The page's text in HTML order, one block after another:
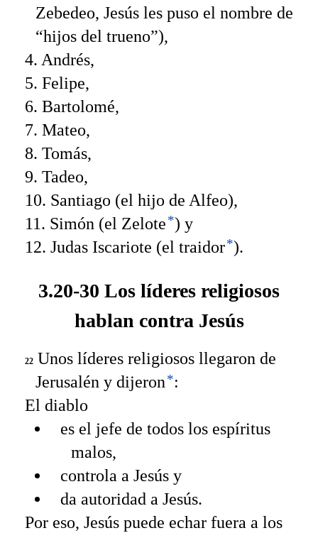
Zebedeo, Jesús les puso el nombre de
“hijos del trueno”),
4. Andrés,
5. Felipe,
6. Bartolomé,
7. Mateo,
8. Tomás,
9. Tadeo,
10. Santiago (el hijo de Alfeo),
11. Simón (el Zelote*) y
12. Judas Iscariote (el traidor*).
3.20-30 Los líderes religiosos
hablan contra Jesús
22 Unos líderes religiosos llegaron de
Jerusalén y dijeron*:
El diablo
es el jefe de todos los espíritus
malos,
controla a Jesús y
da autoridad a Jesús.
Por eso, Jesús puede echar fuera a los